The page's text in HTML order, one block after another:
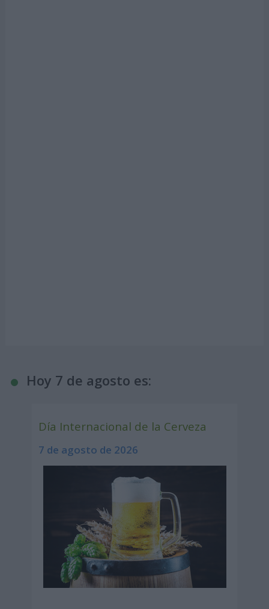
Hoy 7 de agosto es:
Día Internacional de la Cerveza
7 de agosto de 2026